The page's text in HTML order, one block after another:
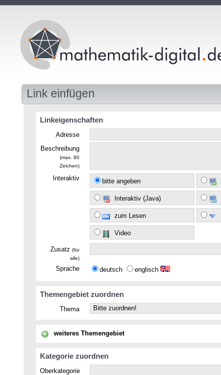
Link einfügen
Linkeigenschaften
Adresse
Beschreibung
(max. 80
Zeichen)
Interaktiv bitte angeben
Interaktiv (Java)
zum Lesen
Video
Zusatz (für
alle)
Sprache deutsch englisch
Themengebiet zuordnen
Thema
weiteres Themengebiet
Kategorie zuordnen
Oberkategorie